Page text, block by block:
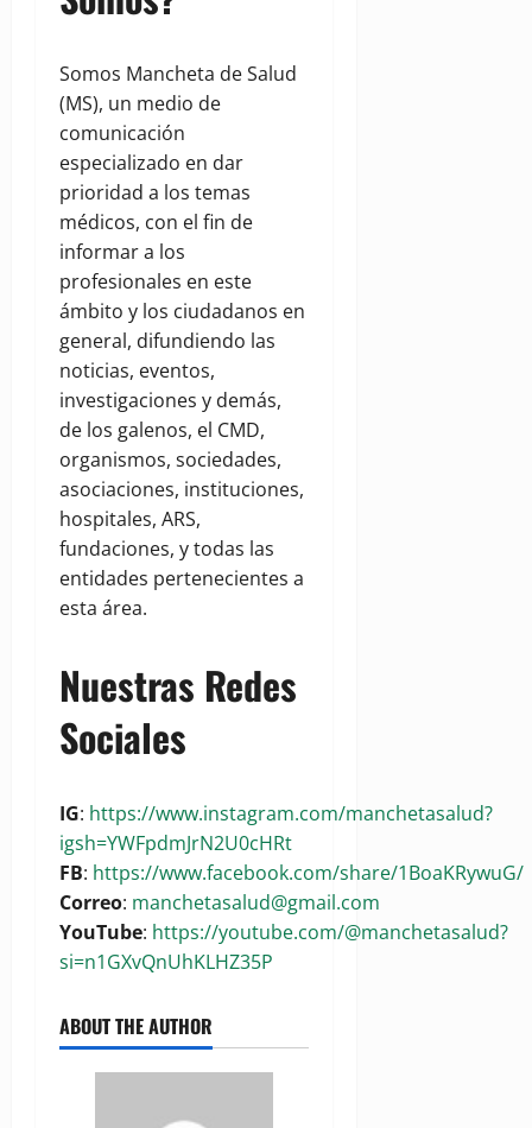
Somos Mancheta de Salud
(MS), un medio de
comunicación
especializado en dar
prioridad a los temas
médicos, con el fin de
informar a los
profesionales en este
ámbito y los ciudadanos en
general, difundiendo las
noticias, eventos,
investigaciones y demás,
de los galenos, el CMD,
organismos, sociedades,
asociaciones, instituciones,
hospitales, ARS,
fundaciones, y todas las
entidades pertenecientes a
esta área.
Nuestras Redes
Sociales
IG: https://www.instagram.com/manchetasalud?
igsh=YWFpdmJrN2U0cHRt
FB: https://www.facebook.com/share/1BoaKRywuG/
Correo: manchetasalud@gmail.com
YouTube: https://youtube.com/@manchetasalud?
si=n1GXvQnUhKLHZ35P
ABOUT THE AUTHOR